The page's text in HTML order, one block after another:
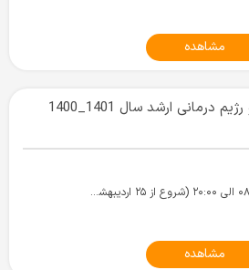
مشاهده
همایش دو روزه تغذیه و رژیم درمانی ارشد سال 1401_1400
یکشنبه‌ها ۰۸:۰۰ الی ۲۰:۰۰ (شروع از ۲۵ اردیبهشت ۱۴۰۱)
مشاهده